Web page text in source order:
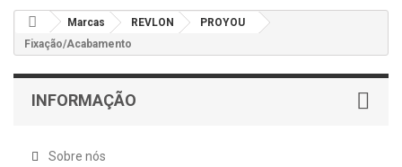
Marcas REVLON
PROYOU
Fixação/Acabamento
INFORMAÇÃO
Sobre nós